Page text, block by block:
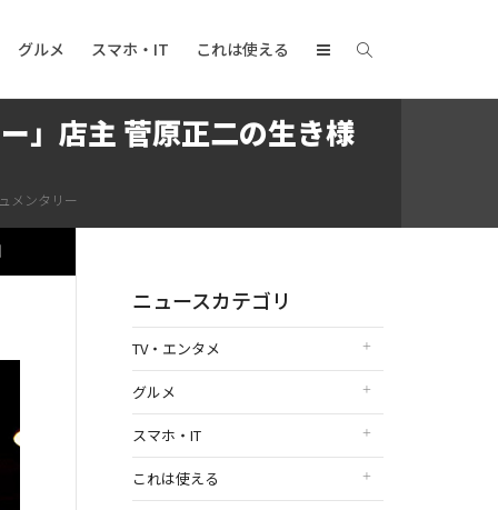
グルメ スマホ・IT これは使える
」店主 菅原正二の生き様
メンタリー
ニュースカテゴリ
TV・エンタメ
グルメ
スマホ・IT
これは使える